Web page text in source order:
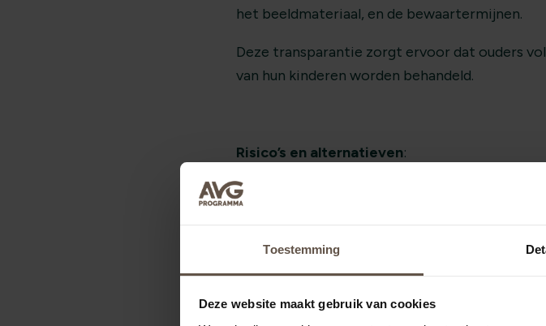
Toestemming
Deze website maakt gebruik van cookies
het beeldmateriaal, en de bewaartermijnen.
Deze transparantie zorgt ervoor dat ouders
van hun kinderen worden behandeld.
Risico’s en alternatieven:
brengt dit risico’s met zich mee, zoals verlies
alternatief zou kunnen zijn om een beveiligd
medewerkers de filmpjes kunnen bekijken
hoeven te worden gedownload.